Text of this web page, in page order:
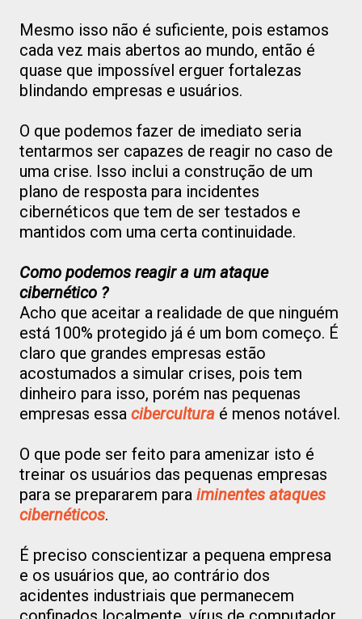
Mesmo isso não é suficiente, pois estamos
cada vez mais abertos ao mundo, então é
quase que impossível erguer fortalezas
blindando empresas e usuários.
O que podemos fazer de imediato seria
tentarmos ser capazes de reagir no caso de
uma crise. Isso inclui a construção de um
plano de resposta para incidentes
cibernéticos que tem de ser testados e
mantidos com uma certa continuidade.
Como podemos reagir a um ataque
cibernético ?
Acho que aceitar a realidade de que ninguém
está 100% protegido já é um bom começo. É
claro que grandes empresas estão
acostumados a simular crises, pois tem
dinheiro para isso, porém nas pequenas
empresas essa cibercultura é menos notável.
O que pode ser feito para amenizar isto é
treinar os usuários das pequenas empresas
para se prepararem para iminentes ataques
cibernéticos.
É preciso conscientizar a pequena empresa
e os usuários que, ao contrário dos
acidentes industriais que permanecem